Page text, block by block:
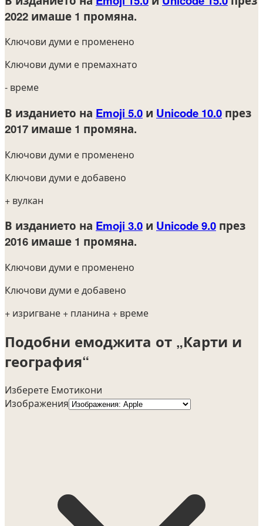
2022 имаше 1 промяна.
Ключови думи е променено
Ключови думи е премахнато
- време
В изданието на Emoji 5.0 и Unicode 10.0 през
2017 имаше 1 промяна.
Ключови думи е променено
Ключови думи е добавено
+ вулкан
В изданието на Emoji 3.0 и Unicode 9.0 през
2016 имаше 1 промяна.
Ключови думи е променено
Ключови думи е добавено
+ изригване + планина + време
Подобни емоджита от „Карти и
география“
Изберете Емотикони
Изображения